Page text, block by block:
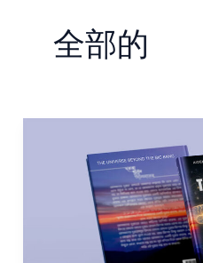
全部的